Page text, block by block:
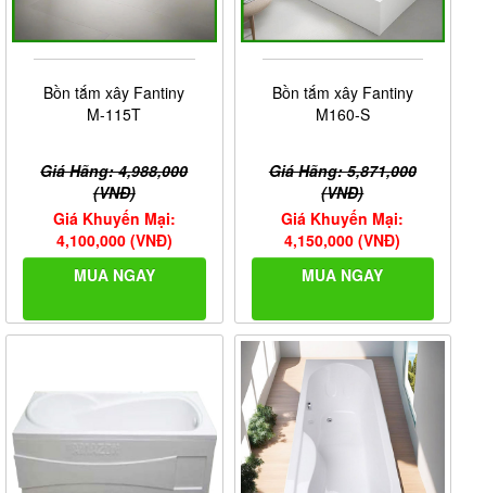
Bồn tắm xây Fantiny
M-115T
Giá Hãng: 4,988,000
(VNĐ)
Giá Khuyến Mại:
4,100,000 (VNĐ)
MUA NGAY
Bồn tắm xây Fantiny
M160-S
Giá Hãng: 5,871,000
(VNĐ)
Giá Khuyến Mại:
4,150,000 (VNĐ)
MUA NGAY